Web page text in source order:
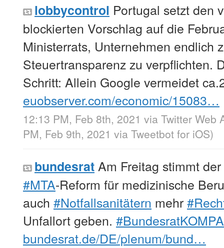
lobbycontrol Portugal setzt den
blockierten Vorschlag auf die
Ministerrats, Unternehmen endlich
Steuertransparenz zu verpflichten.
Schritt: Allein Google vermeidet
euobserver.com/economic/15083…
12:13 PM, Feb 8th, 2021 via Twitter Web
PM, Feb 9th, 2021 via Tweetbot for iΟS)
bundesratAm Freitag stimmt der
#MTA-Reform für medizinische
auch #Notfallsanitätern mehr
Unfallort geben.
bundesrat.de/DE/plenum/bund…